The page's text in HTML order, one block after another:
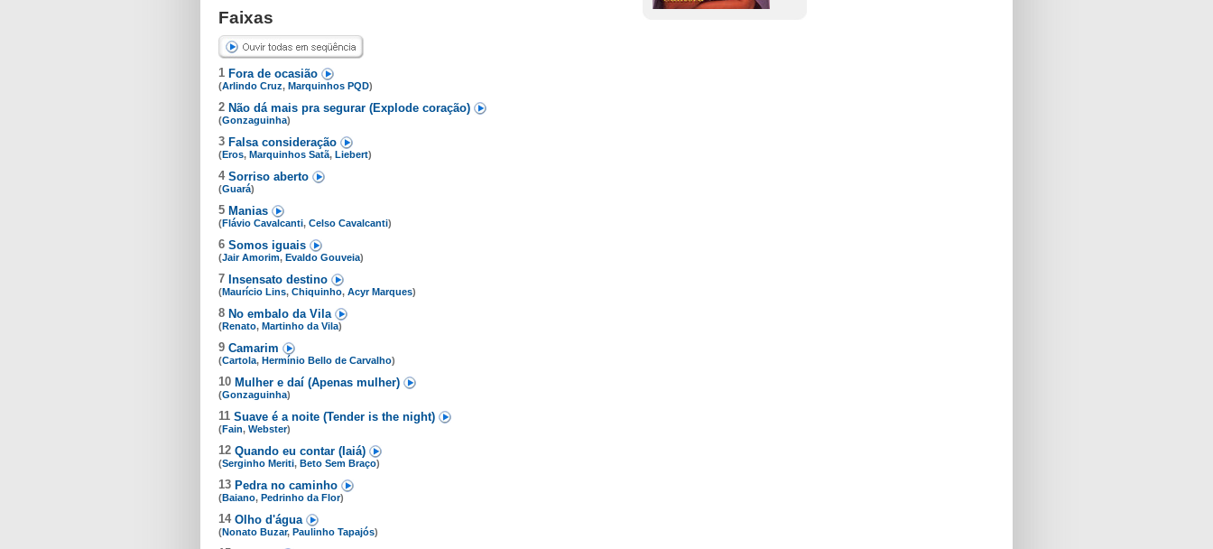
Faixas
1 Fora de ocasião
(Arlindo Cruz, Marquinhos PQD)
2 Não dá mais pra segurar (Explode coração)
(Gonzaguinha)
3 Falsa consideração
(Eros, Marquinhos Satã, Liebert)
4 Sorriso aberto
(Guará)
5 Manias
(Flávio Cavalcanti, Celso Cavalcanti)
6 Somos iguais
(Jair Amorim, Evaldo Gouveia)
7 Insensato destino
(Maurício Lins, Chiquinho, Acyr Marques)
8 No embalo da Vila
(Renato, Martinho da Vila)
9 Camarim
(Cartola, Hermínio Bello de Carvalho)
10 Mulher e daí (Apenas mulher)
(Gonzaguinha)
11 Suave é a noite (Tender is the night)
(Fain, Webster)
12 Quando eu contar (Iaiá)
(Serginho Meriti, Beto Sem Braço)
13 Pedra no caminho
(Baiano, Pedrinho da Flor)
14 Olho d'água
(Nonato Buzar, Paulinho Tapajós)